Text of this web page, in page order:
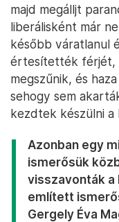
majd megálljt
liberálisként már
később váratlanul
értesítették férjét,
megszűnik, és
sehogy sem
kezdtek készülni a
Azonban egy
ismerősük
visszavonták a
említett
Gergely Éva